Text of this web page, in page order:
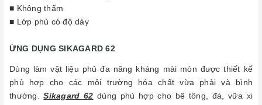
■ Không thấm
■ Lớp phủ có độ dày
ỨNG DỤNG SIKAGARD 62
Dùng làm vật liệu phủ đa năng kháng mài mòn được thiết kế
phù hợp cho các môi trường hóa chất vừa phải và bình
thường.Sikagard 62 dùng phù hợp cho bê tông, đá, vữa xi